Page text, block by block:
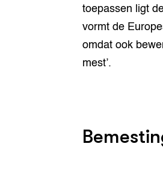
toepassen ligt
vormt de
omdat ook
mest’.